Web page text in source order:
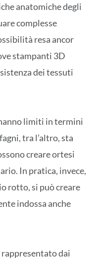
anatomiche degli
complesse
resa ancor
stampanti 3D
dei tessuti
limiti in termini
tra l’altro, sta
creare ortesi
In pratica, invece,
rotto, si può creare
indossa anche
rappresentato dai